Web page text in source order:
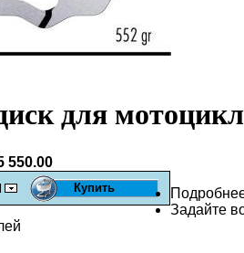
для
550.00
Задайте